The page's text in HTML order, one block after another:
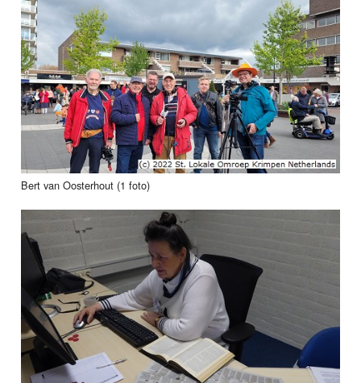
Bert van Oosterhout (1 foto)